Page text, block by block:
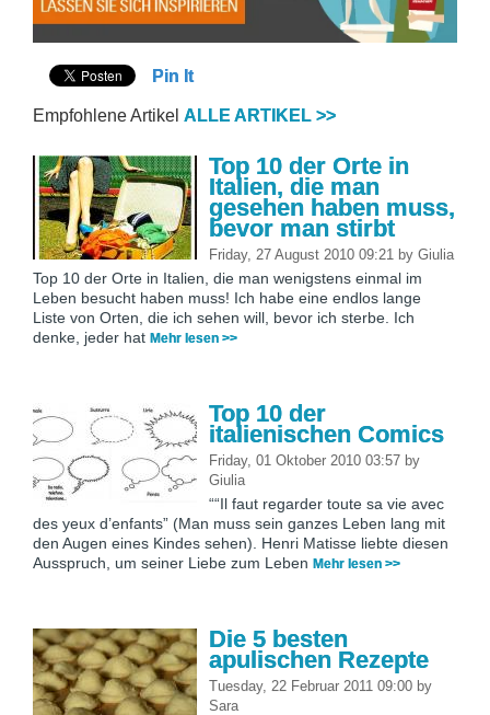
Pin It
Empfohlene Artikel ALLE ARTIKEL >>
Top 10 der Orte in
Italien, die man
gesehen haben muss,
bevor man stirbt
Friday, 27 August 2010 09:21 by Giulia
Top 10 der Orte in Italien, die man wenigstens einmal im
Leben besucht haben muss! Ich habe eine endlos lange
Liste von Orten, die ich sehen will, bevor ich sterbe. Ich
denke, jeder hat Mehr lesen >>
Top 10 der
italienischen Comics
Friday, 01 Oktober 2010 03:57 by
Giulia
““Il faut regarder toute sa vie avec
des yeux d’enfants” (Man muss sein ganzes Leben lang mit
den Augen eines Kindes sehen). Henri Matisse liebte diesen
Ausspruch, um seiner Liebe zum Leben Mehr lesen >>
Die 5 besten
apulischen Rezepte
Tuesday, 22 Februar 2011 09:00 by
Sara